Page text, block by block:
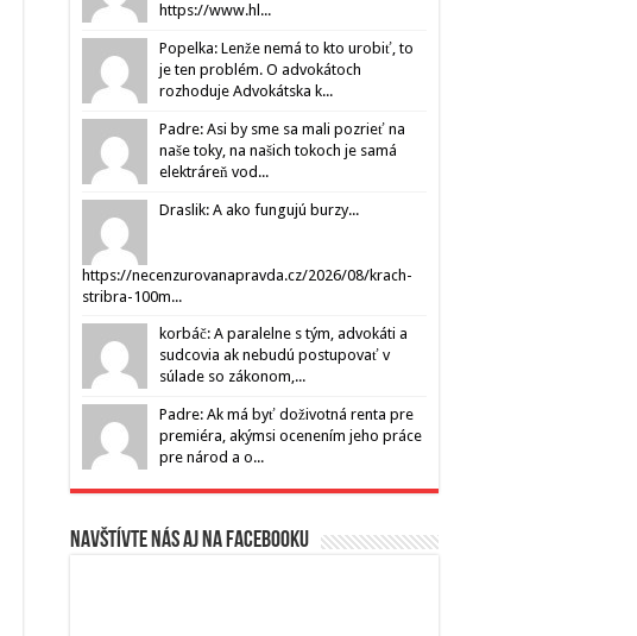
https://www.hl...
Popelka: Lenže nemá to kto urobiť, to
je ten problém. O advokátoch
rozhoduje Advokátska k...
Padre: Asi by sme sa mali pozrieť na
naše toky, na našich tokoch je samá
elektráreň vod...
Draslik: A ako fungujú burzy...
https://necenzurovanapravda.cz/2026/08/krach-
stribra-100m...
korbáč: A paralelne s tým, advokáti a
sudcovia ak nebudú postupovať v
súlade so zákonom,...
Padre: Ak má byť doživotná renta pre
premiéra, akýmsi ocenením jeho práce
pre národ a o...
Navštívte nás aj na Facebooku